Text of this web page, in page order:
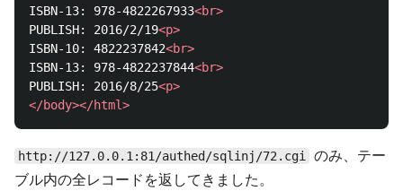
ISBN-13: 978-4822267933<br>
PUBLISH: 2016/2/19<p>
ISBN-10: 4822237842<br>
ISBN-13: 978-4822237844<br>
PUBLISH: 2016/8/25<p>
</body></html>
http://127.0.0.1:81/authed/sqlinj/72.cgi
のみ、テー
ブル内の全レコードを返してきました。